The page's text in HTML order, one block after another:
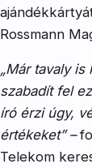
Rossmann
„Már tavaly
szabadít fel
író érzi úgy,
értékeket” –
Telekom